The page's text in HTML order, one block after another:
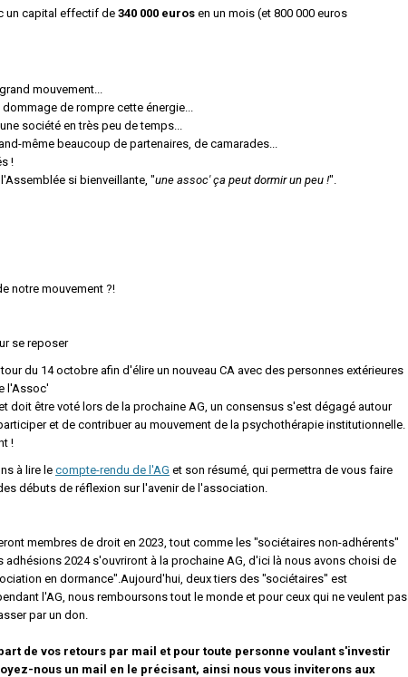
un capital effectif de 340 000 euros en un mois (et 800 000 euros
mouvement...
de rompre cette énergie...
société en très peu de temps...
même beaucoup de partenaires, de camarades...
!
si bienveillante, "une assoc' ça peut dormir un peu !".
notre mouvement ?!
se reposer
du 14 octobre afin d'élire un nouveau CA avec des personnes extérieures
l'Assoc'
doit être voté lors de la prochaine AG, un consensus s'est dégagé autour
et de contribuer au mouvement de la psychothérapie institutionnelle.
!
à lire lecompte-rendu de l'AG et son résumé, qui permettra de vous faire
débuts de réflexion sur l'avenir de l'association.
membres de droit en 2023, tout comme les "sociétaires non-adhérents"
2024 s'ouvriront à la prochaine AG, d'ici là nous avons choisi de
en dormance".Aujourd'hui, deux tiers des "sociétaires" est
l'AG, nous remboursons tout le monde et pour ceux qui ne veulent pas
par un don.
de vos retours par mail et pour toute personne voulant s'investir
nous un mail en le précisant, ainsi nous vous inviterons aux